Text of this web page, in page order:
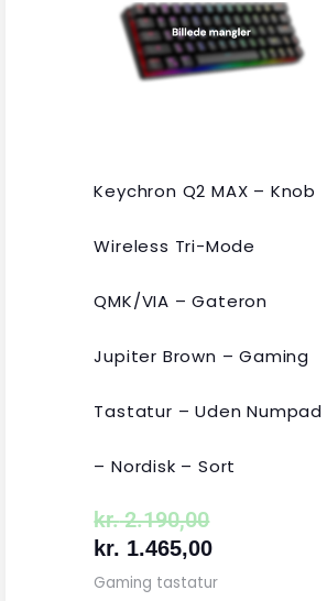
Keychron Q2 MAX – Knob
Wireless Tri-Mode
QMK/VIA – Gateron
Jupiter Brown – Gaming
Tastatur – Uden Numpad
– Nordisk – Sort
kr.2.190,00
var:
kr. 2.190,00.
kr. 1.465,00
er:
kr. 1.465,00.
Gaming tastatur